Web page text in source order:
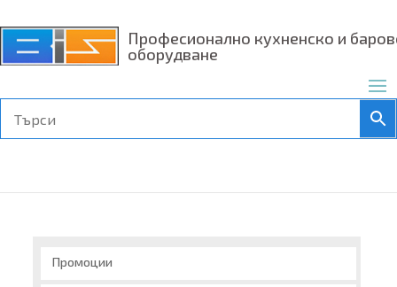
Професионално кухненско и
оборудване
Промоции